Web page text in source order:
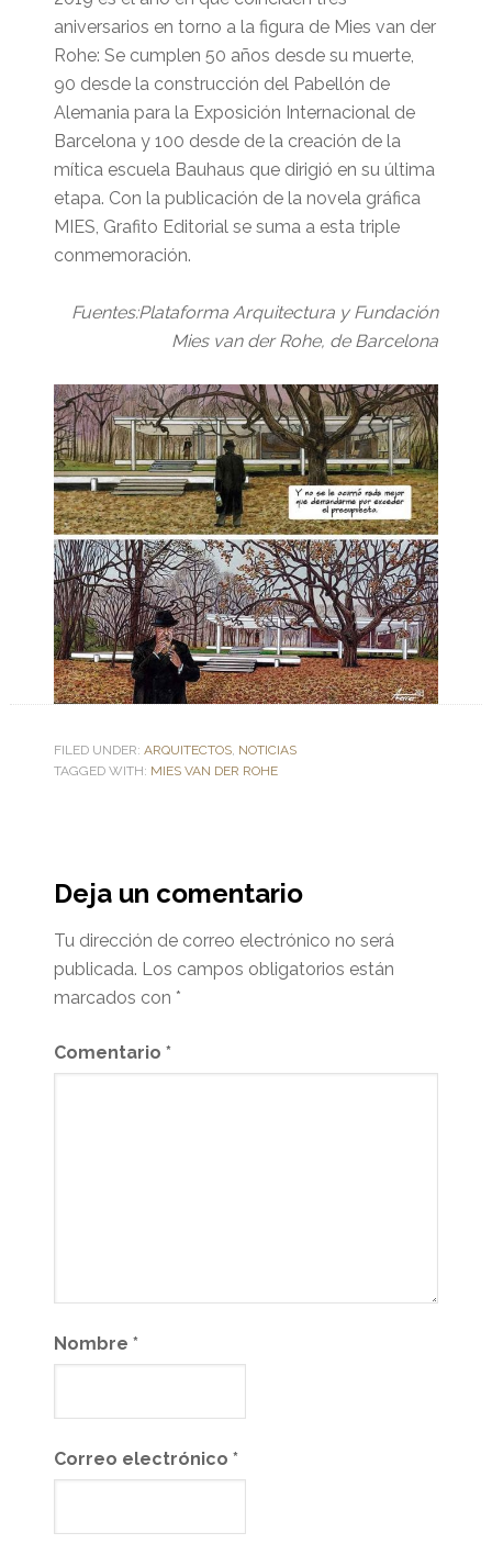
aniversarios en torno a la figura de Mies van der
Rohe: Se cumplen 50 años desde su muerte,
90 desde la construcción del Pabellón de
Alemania para la Exposición Internacional de
Barcelona y 100 desde de la creación de la
mítica escuela Bauhaus que dirigió en su última
etapa. Con la publicación de la novela gráfica
MIES, Grafito Editorial se suma a esta triple
conmemoración.
Fuentes:Plataforma Arquitectura y Fundación
Mies van der Rohe, de Barcelona
FILED UNDER: ARQUITECTOS, NOTICIAS
TAGGED WITH: MIES VAN DER ROHE
Deja un comentario
Tu dirección de correo electrónico no será
publicada. Los campos obligatorios están
marcados con *
Comentario *
Nombre *
Correo electrónico *